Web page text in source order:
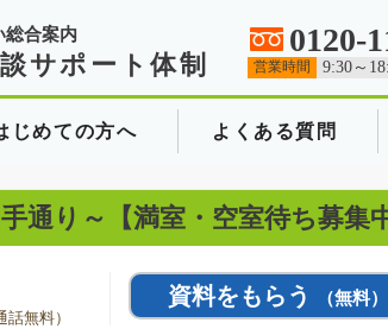
総合案内
サポート体制
0120-
営業時間 9:30～
じめての方へ よくある質問
通り～【満室・空室待ち募集中
無料）
資料をもらう （無料）